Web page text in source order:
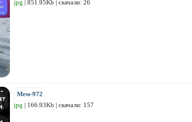
jpg | 851.95Kb | скачали: 26
Мем-972
jpg | 166.93Kb | скачали: 157